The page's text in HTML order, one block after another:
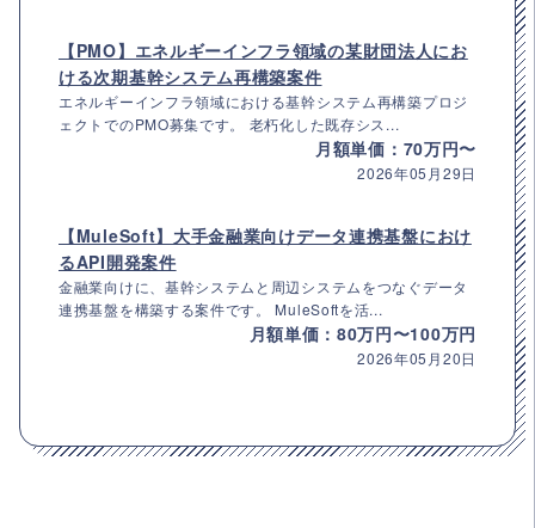
【PMO】エネルギーインフラ領域の某財団法人にお
ける次期基幹システム再構築案件
エネルギーインフラ領域における基幹システム再構築プロジ
ェクトでのPMO募集です。 老朽化した既存シス...
月額単価：70万円〜
2026年05月29日
【MuleSoft】大手金融業向けデータ連携基盤におけ
るAPI開発案件
金融業向けに、基幹システムと周辺システムをつなぐデータ
連携基盤を構築する案件です。 MuleSoftを活...
月額単価：80万円〜100万円
2026年05月20日